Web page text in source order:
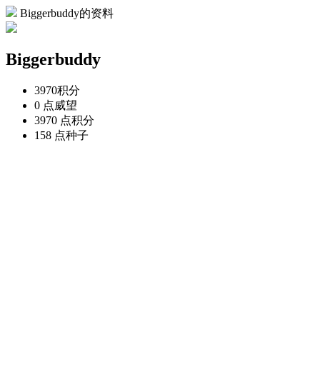
Biggerbuddy的资料
Biggerbuddy
3970积分
0 点威望
3970 点积分
158 点种子